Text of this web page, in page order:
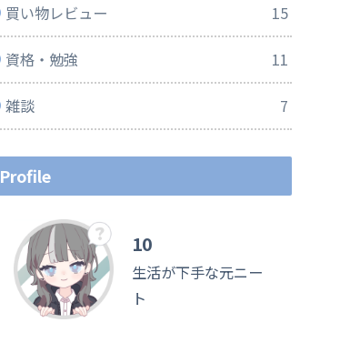
買い物レビュー 15
資格・勉強 11
雑談 7
Profile
10
生活が下手な元ニー
ト